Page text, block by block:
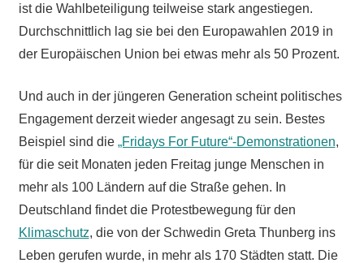
ist die Wahlbeteiligung teilweise stark angestiegen.
Durchschnittlich lag sie bei den Europawahlen 2019 in
der Europäischen Union bei etwas mehr als 50 Prozent.
Und auch in der jüngeren Generation scheint politisches
Engagement derzeit wieder angesagt zu sein. Bestes
Beispiel sind die „Fridays For Future“-Demonstrationen,
für die seit Monaten jeden Freitag junge Menschen in
mehr als 100 Ländern auf die Straße gehen. In
Deutschland findet die Protestbewegung für den
Klimaschutz, die von der Schwedin Greta Thunberg ins
Leben gerufen wurde, in mehr als 170 Städten statt. Die